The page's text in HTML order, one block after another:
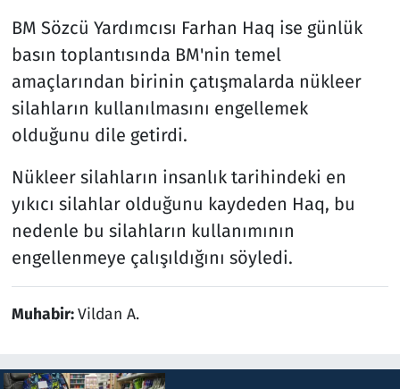
BM Sözcü Yardımcısı Farhan Haq ise günlük
basın toplantısında BM'nin temel
amaçlarından birinin çatışmalarda nükleer
silahların kullanılmasını engellemek
olduğunu dile getirdi.
Nükleer silahların insanlık tarihindeki en
yıkıcı silahlar olduğunu kaydeden Haq, bu
nedenle bu silahların kullanımının
engellenmeye çalışıldığını söyledi.
Muhabir:Vildan A.